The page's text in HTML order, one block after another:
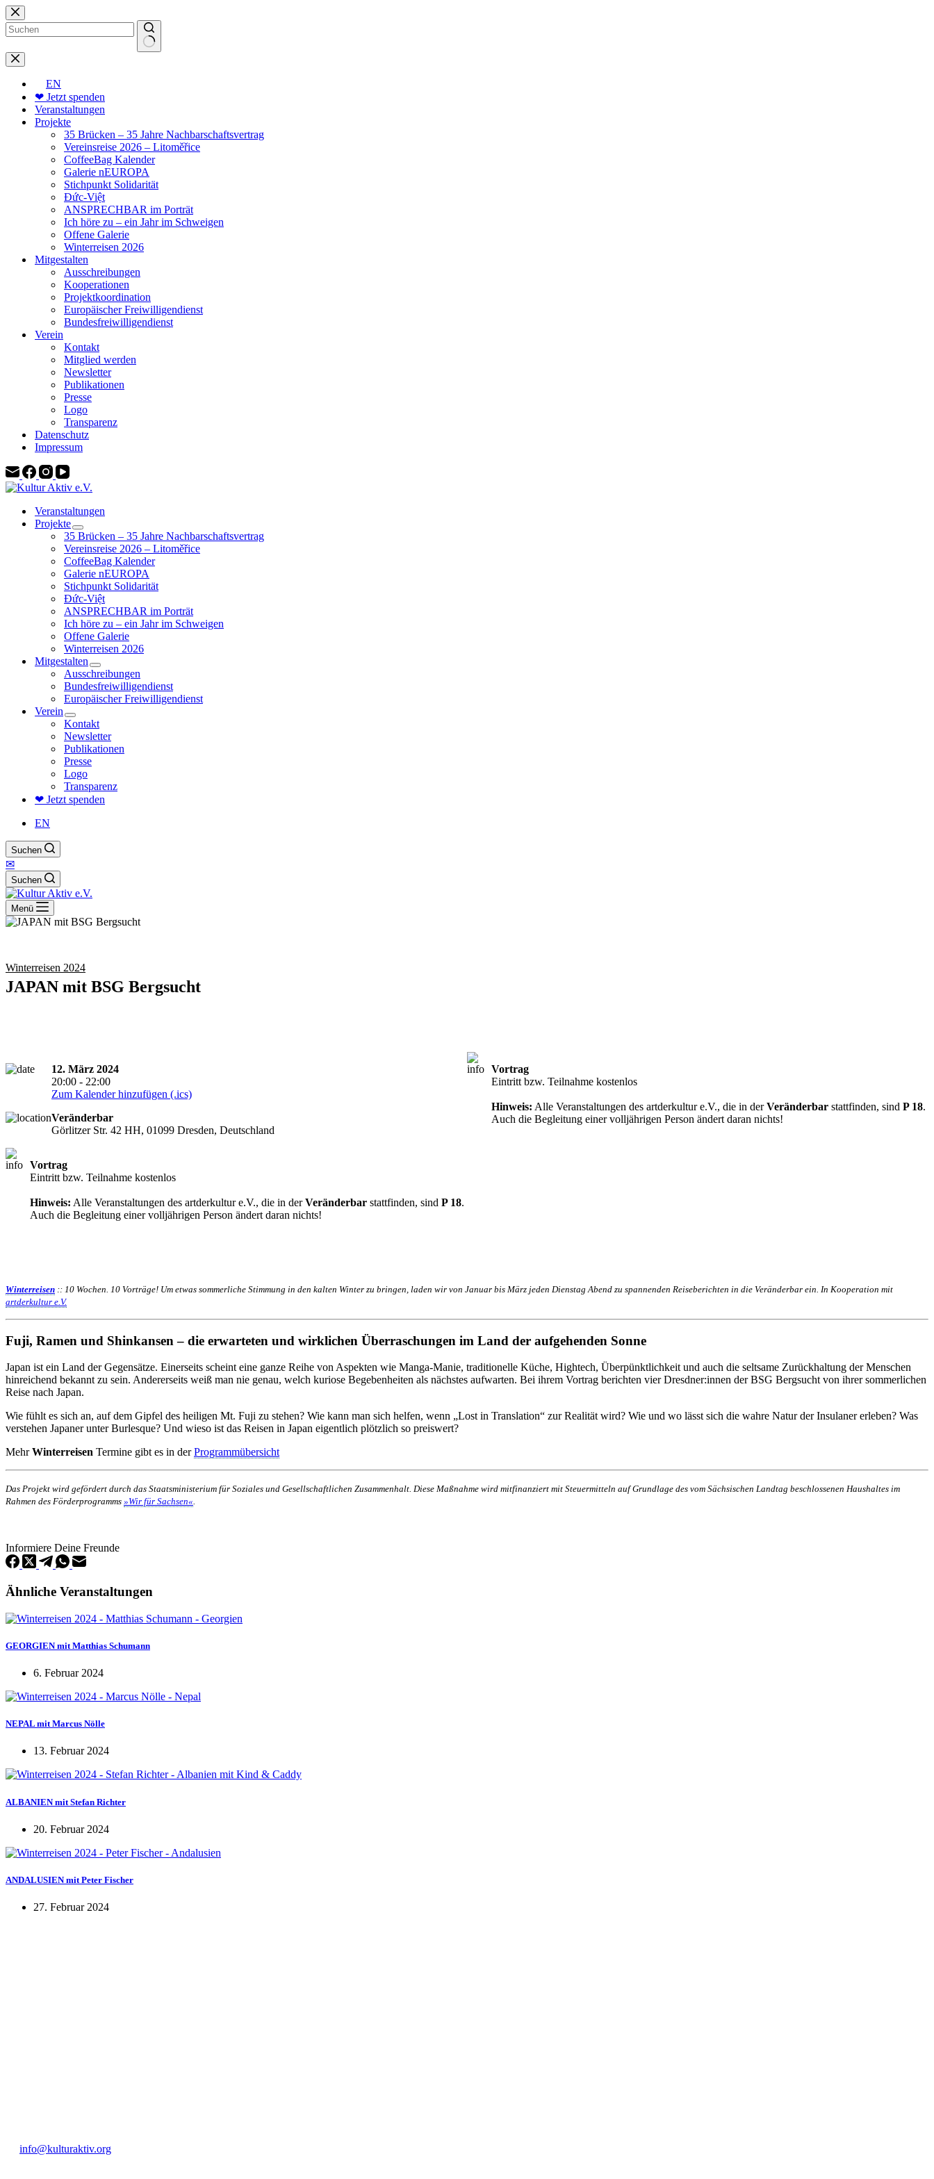
Zum
Inhalt
springen
Keine
Ergebnisse
EN
❤ Jetzt spenden
Veranstaltungen
Projekte
35 Brücken – 35 Jahre Nachbarschaftsvertrag
Vereinsreise 2026 – Litoměřice
CoffeeBag Kalender
Galerie nEUROPA
Stichpunkt Solidarität
Đức-Việt
ANSPRECHBAR im Porträt
Ich höre zu – ein Jahr im Schweigen
Offene Galerie
Winterreisen 2026
Mitgestalten
Ausschreibungen
Kooperationen
Projektkoordination
Europäischer Freiwilligendienst
Bundesfreiwilligendienst
Verein
Kontakt
Mitglied werden
Newsletter
Publikationen
Presse
Logo
Transparenz
Datenschutz
Impressum
Veranstaltungen
Projekte
35 Brücken – 35 Jahre Nachbarschaftsvertrag
Vereinsreise 2026 – Litoměřice
CoffeeBag Kalender
Galerie nEUROPA
Stichpunkt Solidarität
Đức-Việt
ANSPRECHBAR im Porträt
Ich höre zu – ein Jahr im Schweigen
Offene Galerie
Winterreisen 2026
Mitgestalten
Ausschreibungen
Bundesfreiwilligendienst
Europäischer Freiwilligendienst
Verein
Kontakt
Newsletter
Publikationen
Presse
Logo
Transparenz
❤ Jetzt spenden
EN
Suchen
✉
Suchen
Menü
Winterreisen 2024
JAPAN mit BSG Bergsucht
12. März 2024
20:00 - 22:00
Zum Kalender hinzufügen (.ics)
Veränderbar
Görlitzer Str. 42 HH, 01099 Dresden, Deutschland
Vortrag
Eintritt bzw. Teilnahme kostenlos
Hinweis: Alle Veranstaltungen des artderkultur e.V., die in derVeränderbar stattfinden, sind P 18.
Auch die Begleitung einer volljährigen Person ändert daran nichts!
Vortrag
Eintritt bzw. Teilnahme kostenlos
Hinweis: Alle Veranstaltungen des artderkultur e.V., die in derVeränderbar stattfinden, sind P 18.
Auch die Begleitung einer volljährigen Person ändert daran nichts!
Winterreisen :: 10 Wochen. 10 Vorträge! Um etwas sommerliche Stimmung in den kalten Winter zu bringen, laden wir von Januar bis März jeden Dienstag Abend zu spannenden Reiseberichten in die Veränderbar ein. In Kooperation mit
artderkultur e.V.
Fuji, Ramen und Shinkansen – die erwarteten und wirklichen Überraschungen im Land der aufgehenden Sonne
Japan ist ein Land der Gegensätze. Einerseits scheint eine ganze Reihe von Aspekten wie Manga-Manie, traditionelle Küche, Hightech, Überpünktlichkeit und auch die seltsame Zurückhaltung der Menschen
hinreichend bekannt zu sein. Andererseits weiß man nie genau, welch kuriose Begebenheiten als nächstes aufwarten. Bei ihrem Vortrag berichten vier Dresdner:innen der BSG Bergsucht von ihrer sommerlichen
Reise nach Japan.
Wie fühlt es sich an, auf dem Gipfel des heiligen Mt. Fuji zu stehen? Wie kann man sich helfen, wenn „Lost in Translation“ zur Realität wird? Wie und wo lässt sich die wahre Natur der Insulaner erleben? Was
verstehen Japaner unter Burlesque? Und wieso ist das Reisen in Japan eigentlich plötzlich so preiswert?
MehrWinterreisen Termine gibt es in derProgrammübersicht
Das Projekt wird gefördert durch das Staatsministerium für Soziales und Gesellschaftlichen Zusammenhalt. Diese Maßnahme wird mitfinanziert mit Steuermitteln auf Grundlage des vom Sächsischen Landtag beschlossenen Haushaltes im
Rahmen des Förderprogramms »Wir für Sachsen«.
Informiere Deine Freunde
Ähnliche Veranstaltungen
GEORGIEN mit Matthias Schumann
6. Februar 2024
NEPAL mit Marcus Nölle
13. Februar 2024
ALBANIEN mit Stefan Richter
20. Februar 2024
ANDALUSIEN mit Peter Fischer
27. Februar 2024
info@kulturaktiv.org